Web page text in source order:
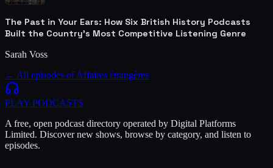
The Past in Your Ears: How Six British History Podcasts
Built the Country's Most Competitive Listening Genre
Sarah Voss
← All episodes ofAffaires étrangères
PLAY PODCASTS
A free, open podcast directory operated by Digital Platforms
Limited. Discover new shows, browse by category, and listen to
episodes.